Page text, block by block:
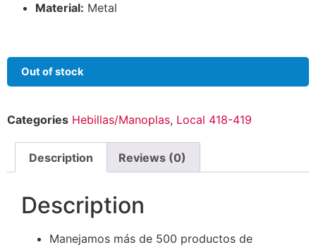
Material: Metal
Out of stock
Categories Hebillas/Manoplas, Local 418-419
Description Reviews (0)
Description
Manejamos más de 500 productos de